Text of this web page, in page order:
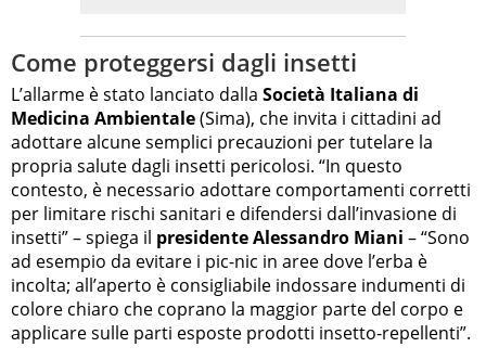
Come proteggersi dagli insetti
L’allarme è stato lanciato dalla Società Italiana di
Medicina Ambientale(Sima), che invita i cittadini ad
adottare alcune semplici precauzioni per tutelare la
propria salute dagli insetti pericolosi. “In questo
contesto, è necessario adottare comportamenti corretti
per limitare rischi sanitari e difendersi dall’invasione di
insetti” – spiega il presidente Alessandro Miani – “Sono
ad esempio da evitare i pic-nic in aree dove l’erba è
incolta; all’aperto è consigliabile indossare indumenti di
colore chiaro che coprano la maggior parte del corpo e
applicare sulle parti esposte prodotti insetto-repellenti”.